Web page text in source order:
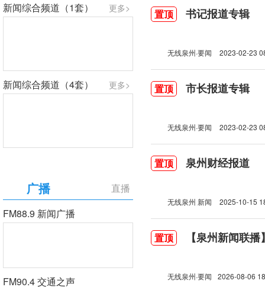
更多>
新闻综合频道（1套）
更多>
新闻综合频道（4套）
直播
广播
FM88.9 新闻广播
FM90.4 交通之声
置顶 书记报道专辑
无线泉州·要闻 2023-02-23
置顶 市长报道专辑
无线泉州·要闻 2023-02-23
置顶 泉州财经报道
无线泉州 新闻 2025-10-15
置顶 【泉州新闻联
无线泉州·要闻 2026-08-06